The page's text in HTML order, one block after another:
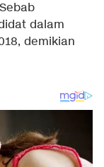
dalam
demikian